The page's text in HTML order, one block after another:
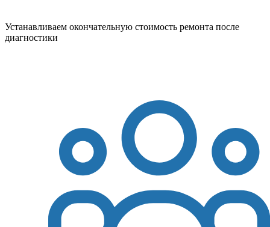
Устанавливаем окончательную стоимость ремонта после
диагностики